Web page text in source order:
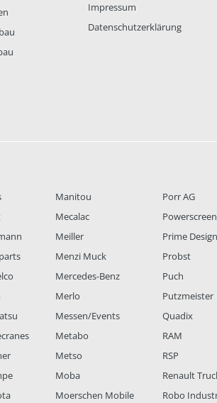
Impressum
Datenschutzerklärung
Manitou
Mecalac
Meiller
Menzi Muck
Mercedes-Benz
Merlo
Messen/Events
Metabo
Metso
Moba
Moerschen Mobile
Porr AG
Powerscreen
Prime Design
Probst
Puch
Putzmeister
Quadix
RAM
RSP
Renault
Robo